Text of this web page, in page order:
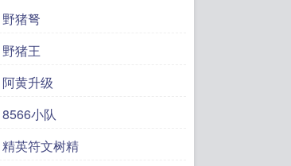
猪弩
猪王
黄升级
小队
英符文树精